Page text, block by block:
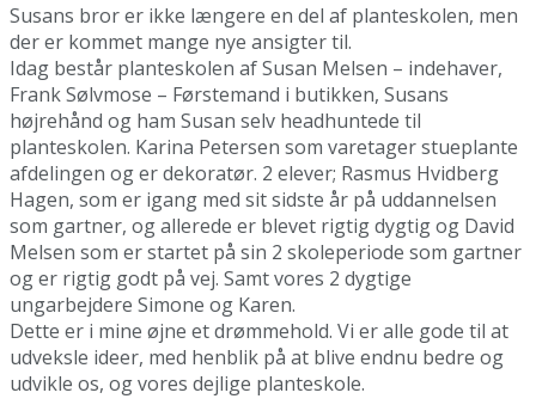
Susans bror er ikke længere en del af planteskolen, men
der er kommet mange nye ansigter til.
Idag består planteskolen af Susan Melsen – indehaver,
Frank Sølvmose – Førstemand i butikken, Susans
højrehånd og ham Susan selv headhuntede til
planteskolen. Karina Petersen som varetager stueplante
afdelingen og er dekoratør. 2 elever; Rasmus Hvidberg
Hagen, som er igang med sit sidste år på uddannelsen
som gartner, og allerede er blevet rigtig dygtig og David
Melsen som er startet på sin 2 skoleperiode som gartner
og er rigtig godt på vej. Samt vores 2 dygtige
ungarbejdere Simone og Karen.
Dette er i mine øjne et drømmehold. Vi er alle gode til at
udveksle ideer, med henblik på at blive endnu bedre og
udvikle os, og vores dejlige planteskole.